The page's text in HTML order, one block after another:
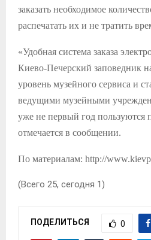
заказать необходимое
распечатать их и не тратить
«Удобная система заказа
Киево-Печерский заповедник
уровень музейного сервиса и
ведущими музейными
уже не первый год
отмечается в сообщении.
По материалам: http://
(Всего 25, сегодня 1)
ПОДЕЛИТЬСЯ 0